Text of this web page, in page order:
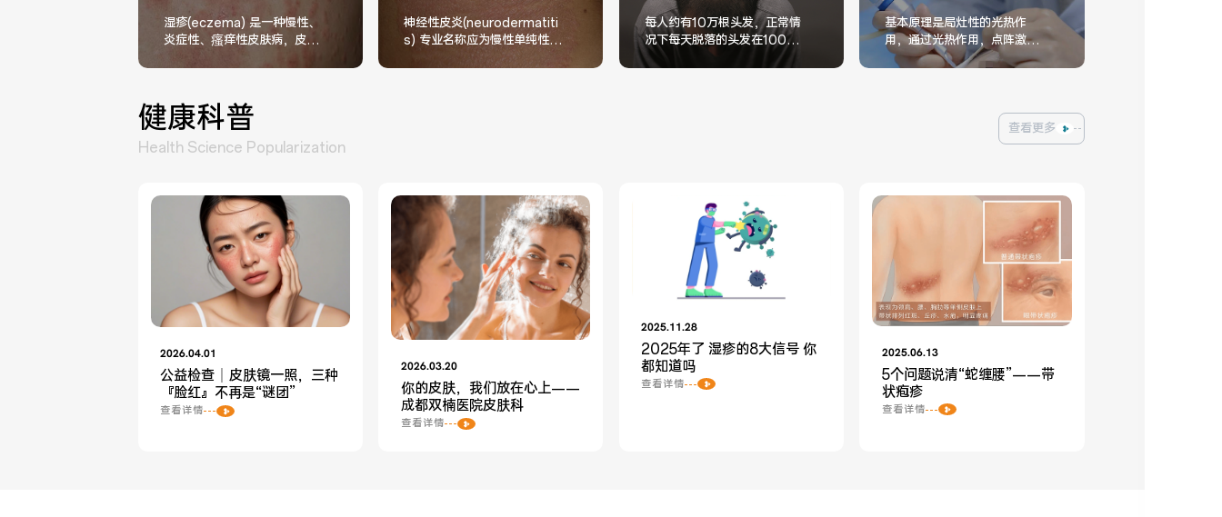
湿疹(eczema) 是一种慢性、
炎症性、瘙痒性皮肤病，皮疹
神经性皮炎(neurodermatiti
s) 专业名称应为慢性单纯性苔
藓，但因其发病与精神神经因
每人约有10万根头发，正常情
况下每天脱落的头发在100根
以内，且为均匀脱发。如果每
基本原理是局灶性的光热作
用，通过光热作用，点阵激光
产生陈列样排列的微笑光束，
健康科普
Health Science Popularization
查看更多
2026.04.01
公益检查｜皮肤镜一照，三种
『脸红』不再是“谜团”
查看详情
2026.03.20
你的皮肤，我们放在心上——
成都双楠医院皮肤科
查看详情
2025.11.28
2025年了 湿疹的8大信号 你
都知道吗
查看详情
2025.06.13
5个问题说清“蛇缠腰”——带
状疱疹
查看详情